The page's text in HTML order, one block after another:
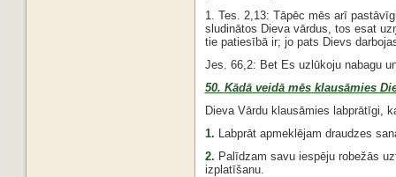
1. Tes. 2,13: Tāpēc mēs arī
sludinātos Dieva vārdus, tos esat
tie patiesībā ir; jo pats Dievs
Jes. 66,2: Bet Es uzlūkoju nabagu
50. Kādā veidā mēs klausāmies
Dieva Vārdu klausāmies labprātīgi,
1. Labprāt apmeklējam draudzes
2. Palīdzam savu iespēju robežās
izplatīšanu.